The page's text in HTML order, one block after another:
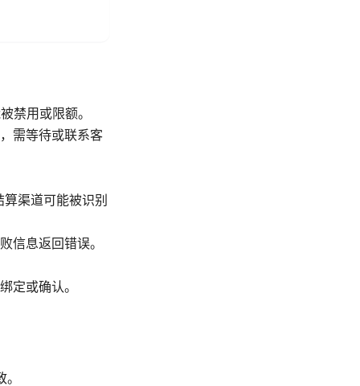
禁用或限额。
需等待或联系客
渠道可能被识别
信息返回错误。
定或确认。